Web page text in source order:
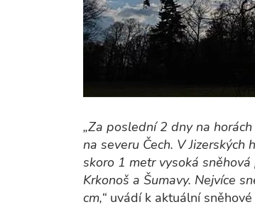
„Za poslední 2 dny na
na severu Čech. V
skoro 1 metr vysoká
Krkonoš a Šumavy. Nejvíce
cm,“ uvádí k aktuální